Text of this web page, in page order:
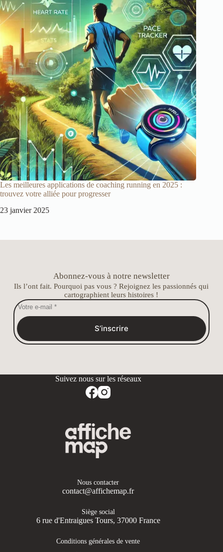
Les meilleures applications de coaching running en 2025 :
trouvez votre alliée pour progresser
23 janvier 2025
Abonnez-vous à notre newsletter
Ils l’ont fait. Pourquoi pas vous ? Rejoignez les passionnés qui
cartographient leurs histoires !
S’inscrire
Nous contacter
contact@affichemap.fr
Siège social
6 rue d'Entraigues Tours, 37000 France
Conditions générales de vente